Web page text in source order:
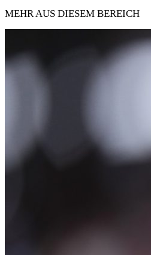
MEHR AUS DIESEM BEREICH